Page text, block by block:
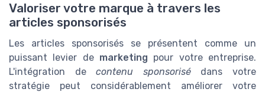
Valoriser votre marque à travers les
articles sponsorisés
Les articles sponsorisés se présentent comme un
puissant levier de marketing pour votre entreprise.
L'intégration decontenu sponsorisédans votre
stratégie peut considérablement améliorer votre